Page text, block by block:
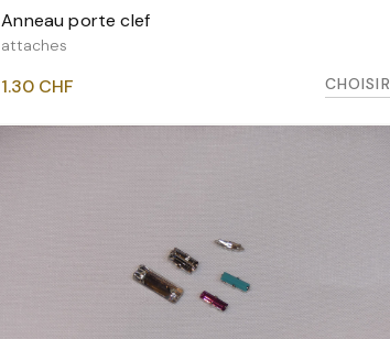
VOIR LES VARIANTES
Anneau porte clef
attaches
1.30 CHF CHOISIR